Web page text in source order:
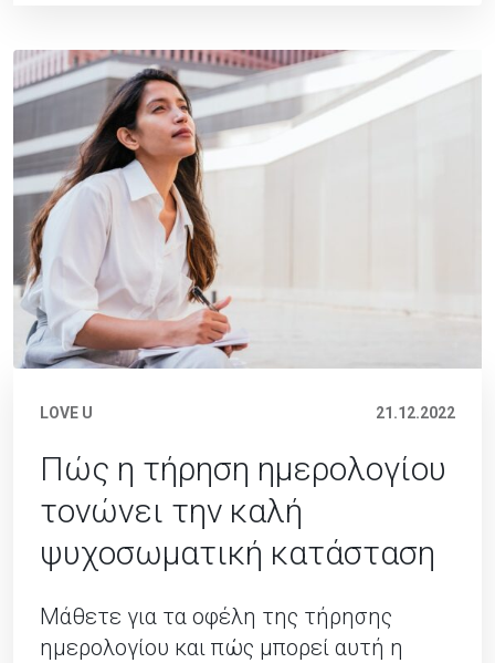
LOVE U 21.12.2022
Πώς η τήρηση ημερολογίου
τονώνει την καλή
ψυχοσωματική κατάσταση
Μάθετε για τα οφέλη της τήρησης
ημερολογίου και πώς μπορεί αυτή η